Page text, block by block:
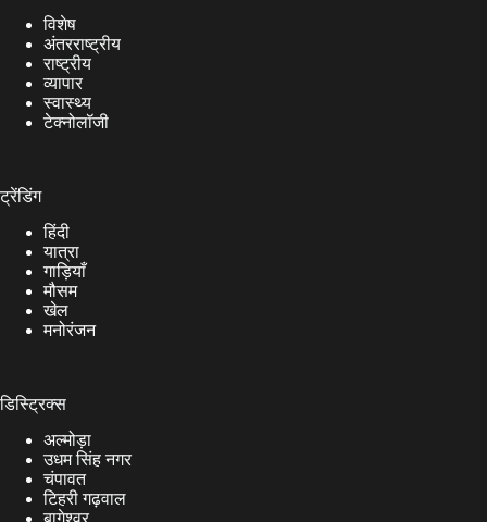
विशेष
अंतरराष्ट्रीय
राष्ट्रीय
व्यापार
स्वास्थ्य
टेक्नोलॉजी
ट्रेंडिंग
हिंदी
यात्रा
गाड़ियाँ
मौसम
खेल
मनोरंजन
डिस्ट्रिक्स
अल्मोड़ा
उधम सिंह नगर
चंपावत
टिहरी गढ़वाल
बागेश्वर